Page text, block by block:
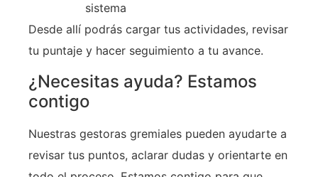
sistema
Desde allí podrás cargar tus actividades, revisar
tu puntaje y hacer seguimiento a tu avance.
¿Necesitas ayuda? Estamos
contigo
Nuestras gestoras gremiales pueden ayudarte a
revisar tus puntos, aclarar dudas y orientarte en